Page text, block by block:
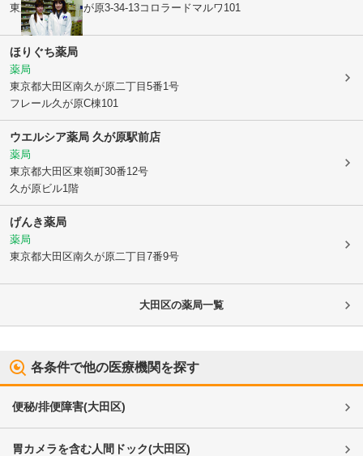
東京都大田区久が原3-34-13コロラードマルワ101
ほりぐち薬局
薬局
東京都大田区南久が原二丁目5番1号
フレール久が原C棟101
ウエルシア薬局 久が原駅前店
薬局
東京都大田区東嶺町30番12号
久が原ビル1階
げんき薬局
薬局
東京都大田区南久が原二丁目7番9号
大田区の薬局一覧
各条件で他の医療機関を探す
便秘/排便障害(大田区)
胃カメラを含む人間ドック(大田区)